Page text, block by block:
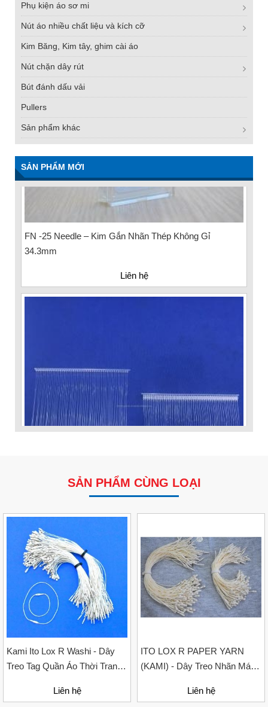
Phụ kiện áo sơ mi
Nút áo nhiều chất liệu và kích cỡ
Kim Băng, Kim tây, ghim cài áo
Nút chặn dây rút
Bút đánh dấu vải
Pullers
Sản phẩm khác
SẢN PHẨM MỚI
FN -25 Needle – Kim Gắn Nhãn Thép Không Gỉ
34.3mm
VP Fas Loop (PP) – Dây Treo Nhãn, Ti Bắn, Đạn Vòng
Treo Nhãn Mác
Liên hệ
SẢN PHẨM CÙNG LOẠI
Kami Ito Lox R Washi - Dây
Treo Tag Quần Áo Thời Trang
Tinh Tế Cho Nhãn Mác Ngành
Liên hệ
ITO LOX R PAPER YARN
(KAMI) - Dây Treo Nhãn Mác
Phụ Liệu Không Thể Thiếu
Liên hệ